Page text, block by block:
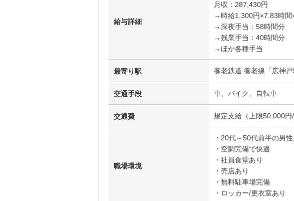
給与詳細
月収：287,430円
→時給1,300円×7.83時間
→深夜手当：58時間分
→残業手当：40時間分
→ほか各種手当
最寄り駅 養老鉄道 養老線「広神
交通手段 車、バイク、自転車
交通費 規定支給（上限50,000円/
職場環境
・20代～50代前半の男
・空調完備で快適
・社員食堂あり
・売店あり
・無料駐車場完備
・ロッカー/更衣室あり